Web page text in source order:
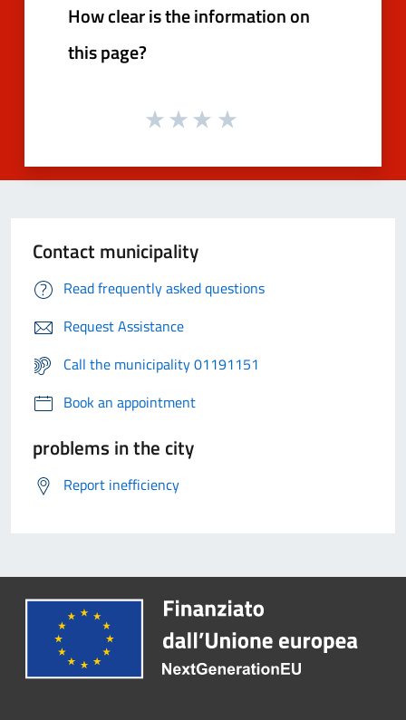
How clear is the information on
this page?
Contact municipality
Read frequently asked questions
Request Assistance
Call the municipality 01191151
Book an appointment
problems in the city
Report inefficiency